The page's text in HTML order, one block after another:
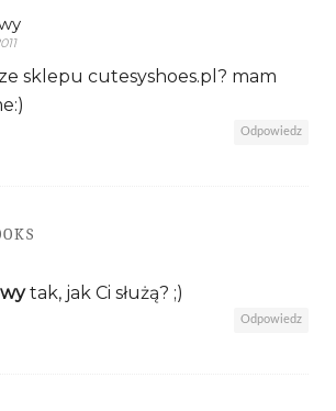
sklepu cutesyshoes.pl? mam
Odpowiedz
tak, jak Ci służą? ;)
Odpowiedz